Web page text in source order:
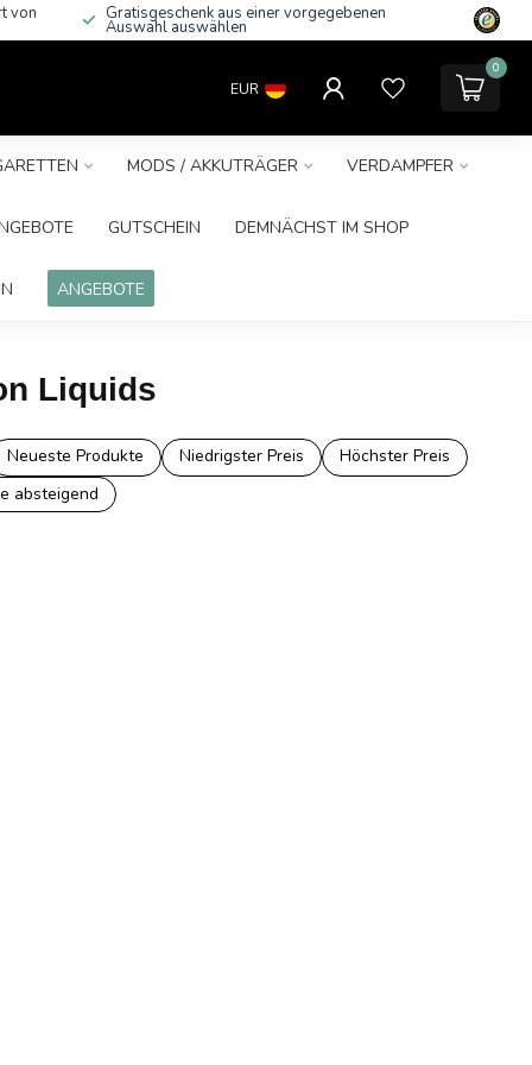
von Gratisgeschenk aus einer vorgegebenen
Auswahl auswählen
EUR
0
MODS / AKKUTRÄGER VERDAMPFER
GUTSCHEIN DEMNÄCHST IM SHOP
ANGEBOTE
Liquids
Neueste Produkte Niedrigster Preis
Höchster Preis
absteigend